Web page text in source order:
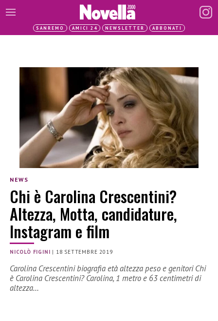
SANREMO AMICI 24 NEWSLETTER ABBONATI
NEWS
Chi è Carolina Crescentini?
Altezza, Motta, candidature,
Instagram e film
NICOLÒ FIGINI | 18 SETTEMBRE 2019
Carolina Crescentini biografia età altezza peso e genitori Chi
è Carolina Crescentini? Carolina, 1 metro e 63 centimetri di
altezza…